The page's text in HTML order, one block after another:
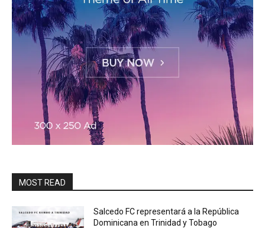
MOST READ
Salcedo FC representará a la República
Dominicana en Trinidad y Tobago